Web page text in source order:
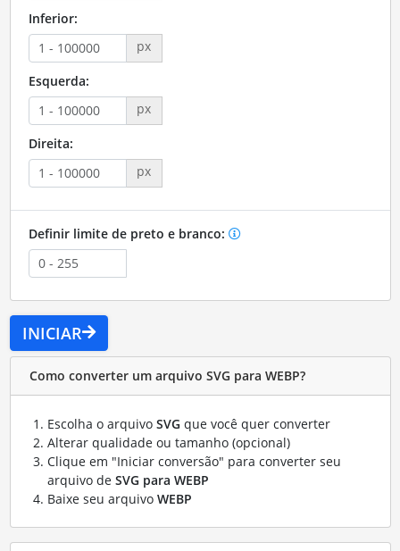
Inferior:
px
Esquerda:
px
Direita:
px
Definir limite de preto e branco:
INICIAR
Como converter um arquivo SVG para WEBP?
Escolha o arquivo SVG que você quer converter
Alterar qualidade ou tamanho (opcional)
Clique em "Iniciar conversão" para converter seu
arquivo de SVG para WEBP
Baixe seu arquivo WEBP